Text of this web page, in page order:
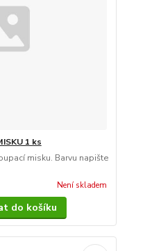
1 ks
misku. Barvu napište
Není skladem
do košíku